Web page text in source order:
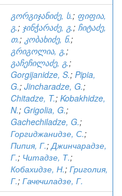
გორგიჯანიძე, ს.; ფიფია,
გ.; ჯინჭარაძე, გ.; ჩიტაძე,
თ.; კობახიძე, ნ.;
გრიგოლია, გ.;
გაჩეჩილაძე, გ.;
Gorgijanidze, S.; Pipia,
G.; Jincharadze, G.;
Chitadze, T.; Kobakhidze,
N.; Grigolia, G.;
Gachechiladze, G.;
Горгиджанидзе, С.;
Пипия, Г.;Джинчарадзе,
Г.; Читадзе, Т.;
Кобахидзе, Н.; Григолия,
Г.; Гачечиладзе, Г.